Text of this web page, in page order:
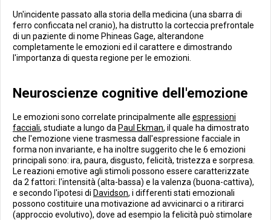
Un'incidente passato alla storia della medicina (una sbarra di
ferro conficcata nel cranio), ha distrutto la corteccia prefrontale
di un paziente di nome Phineas Gage, alterandone
completamente le emozioni ed il carattere e dimostrando
l'importanza di questa regione per le emozioni.
Neuroscienze cognitive dell'emozione
Le emozioni sono correlate principalmente alle espressioni
facciali, studiate a lungo da Paul Ekman, il quale ha dimostrato
che l'emozione viene trasmessa dall'espressione facciale in
forma non invariante, e ha inoltre suggerito che le 6 emozioni
principali sono: ira, paura, disgusto, felicità, tristezza e sorpresa.
Le reazioni emotive agli stimoli possono essere caratterizzate
da 2 fattori: l'intensità (alta-bassa) e la valenza (buona-cattiva),
e secondo l'ipotesi di Davidson, i differenti stati emozionali
possono costituire una motivazione ad avvicinarci o a ritirarci
(approccio evolutivo), dove ad esempio la felicità può stimolare